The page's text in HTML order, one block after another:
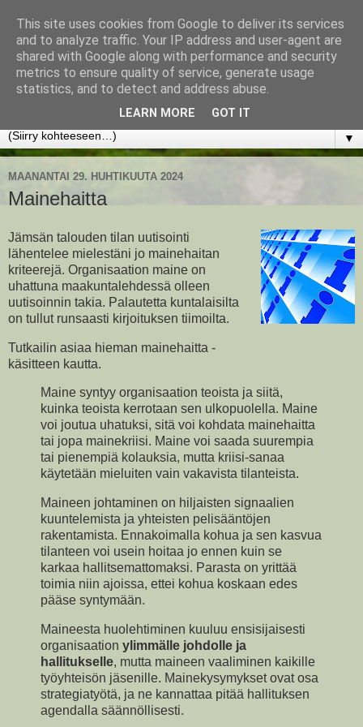
www.jyrkikokko.fi
Uusi Suunta - Jokainen hetki tarjoaa tilaisuuden muuttaa
▼
MAANANTAI 29. HUHTIKUUTA 2024
Mainehaitta
Jämsän talouden tilan uutisointi
lähentelee mielestäni jo mainehaitan
kriteerejä. Organisaation maine on
uhattuna maakuntalehdessä olleen
uutisoinnin takia. Palautetta kuntalaisilta
on tullut runsaasti kirjoituksen tiimoilta.
Tutkailin asiaa hieman mainehaitta -
käsitteen kautta.
Maine syntyy organisaation teoista ja siitä,
kuinka teoista kerrotaan sen ulkopuolella. Maine
voi joutua uhatuksi, sitä voi kohdata mainehaitta
tai jopa mainekriisi. Maine voi saada suurempia
tai pienempiä kolauksia, mutta kriisi-sanaa
käytetään mieluiten vain vakavista tilanteista.
Maineen johtaminen on hiljaisten signaalien
kuuntelemista ja yhteisten pelisääntöjen
rakentamista. Ennakoimalla kohua ja sen kasvua
tilanteen voi usein hoitaa jo ennen kuin se
karkaa hallitsemattomaksi. Parasta on yrittää
toimia niin ajoissa, ettei kohua koskaan edes
pääse syntymään.
Maineesta huolehtiminen kuuluu ensisijaisesti
organisaation ylimmälle johdolle ja
hallitukselle, mutta maineen vaaliminen kaikille
työyhteisön jäsenille. Mainekysymykset ovat osa
strategiatyötä, ja ne kannattaa pitää hallituksen
agendalla säännöllisesti.
This site uses cookies from Google to deliver its services
and to analyze traffic. Your IP address and user-agent are
shared with Google along with performance and security
metrics to ensure quality of service, generate usage
statistics, and to detect and address abuse.
LEARN MORE GOT IT